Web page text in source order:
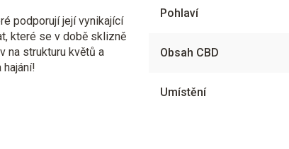
podporují její vynikající
které se v době sklizně
na strukturu květů a
Pohlaví
Obsah CBD
Umístění